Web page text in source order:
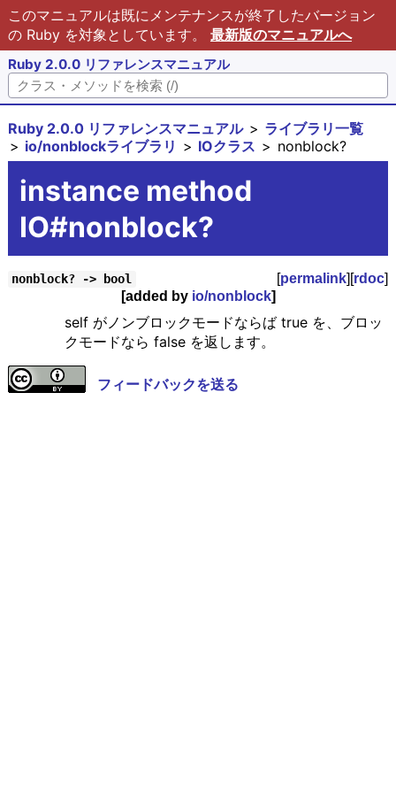
このマニュアルは既にメンテナンスが終了したバージョン
の Ruby を対象としています。 最新版のマニュアルへ
Ruby 2.0.0 リファレンスマニュアル
Ruby 2.0.0 リファレンスマニュアル
ライブラリ一覧
io/nonblockライブラリ
IOクラス nonblock?
instance method
IO#nonblock?
nonblock? -> bool [permalink][rdoc]
[added by io/nonblock]
self がノンブロックモードならば true を、ブロッ
クモードなら false を返します。
フィードバックを送る